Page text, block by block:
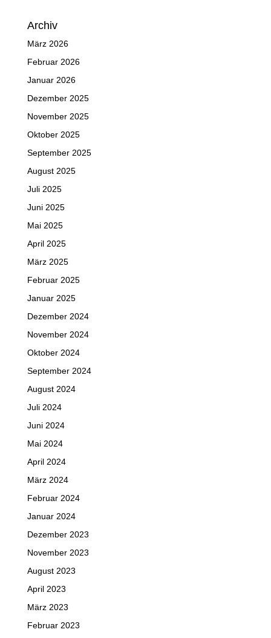
Archiv
März 2026
Februar 2026
Januar 2026
Dezember 2025
November 2025
Oktober 2025
September 2025
August 2025
Juli 2025
Juni 2025
Mai 2025
April 2025
März 2025
Februar 2025
Januar 2025
Dezember 2024
November 2024
Oktober 2024
September 2024
August 2024
Juli 2024
Juni 2024
Mai 2024
April 2024
März 2024
Februar 2024
Januar 2024
Dezember 2023
November 2023
August 2023
April 2023
März 2023
Februar 2023